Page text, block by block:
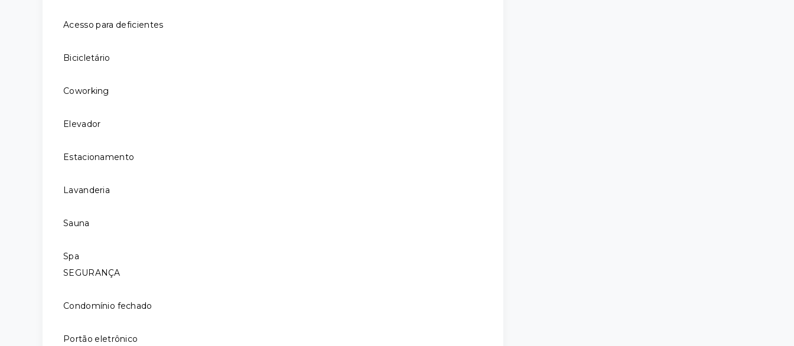
Acesso para deficientes
Bicicletário
Coworking
Elevador
Estacionamento
Lavanderia
Sauna
Spa
SEGURANÇA
Condomínio fechado
Portão eletrônico